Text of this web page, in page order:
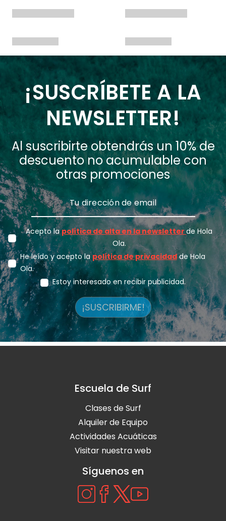
¡SUSCRÍBETE A LA
NEWSLETTER!
Al suscribirte obtendrás un 10% de
descuento no acumulable con
otras promociones
Acepto lapolítica de alta en la newsletter de Hola
Ola.
He leído y acepto lapolítica de privacidadde Hola
Ola.
Estoy interesado en recibir publicidad.
¡SUSCRIBIRME!
Escuela de Surf
Clases de Surf
Alquiler de Equipo
Actividades Acuáticas
Visitar nuestra web
Síguenos en